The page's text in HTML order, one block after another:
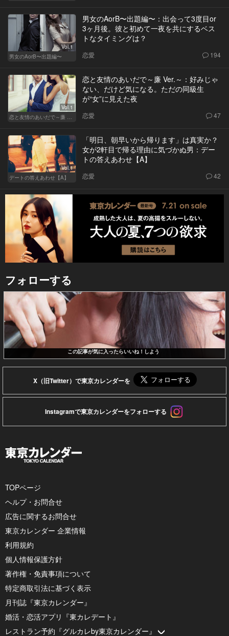
Vol.1
男女のAorB〜出題編〜
男女のAorB〜出題編〜：出会って3度目or
3ヶ月後。彼と初めて一夜を共にするベス
トなタイミングは？
恋愛 194
Vol.1
恋と友情のあいだで～廉 Ver.～：好みじゃ
ない、だけど気になる。ただの同級生
が“女”に見えた夜
恋愛 47
Vol.1
デートの答えあわせ【A】
「明日、朝早いから帰ります」は真実か？
女が2軒目で帰る理由に気づかぬ男：デー
トの答えあわせ【A】
恋愛 42
フォローする
この記事が気に入ったらいいね！しよう
X（旧Twitter）で東京カレンダーを
Instagramで東京カレンダーをフォローする
TOPページ
ヘルプ・お問合せ
広告に関するお問合せ
東京カレンダー 企業情報
利用規約
個人情報保護方針
著作権・免責事項について
特定商取引法に基づく表示
月刊誌『東京カレンダー』
婚活・恋活アプリ『東カレデート』
レストラン予約『グルカレby東京カレンダー』